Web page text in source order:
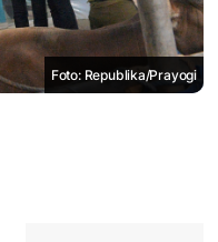
Foto: Republika/Prayogi